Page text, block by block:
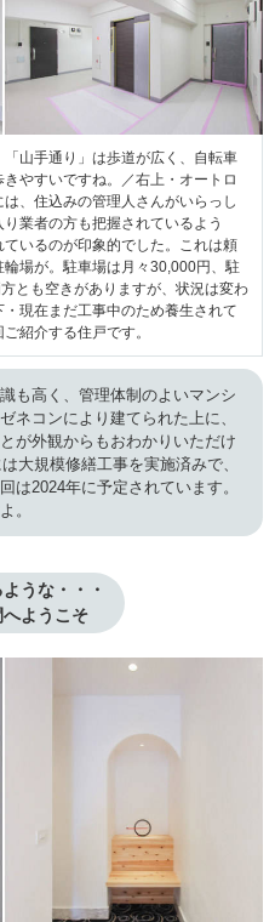
山手通り」は歩道が広く、自転車
やすいですね。／右上・オートロ
、住込みの管理人さんがいらっし
業者の方も把握されているよう
いるのが印象的でした。これは頼
場が。駐車場は月々30,000円、駐
とも空きがありますが、状況は変わ
現在まだ工事中のため養生されて
紹介する住戸です。
も高く、管理体制のよいマンシ
ネコンにより建てられた上に、
が外観からもおわかりいただけ
大規模修繕工事を実施済みで、
は2024年に予定されています。
。
うな・・・
ようこそ